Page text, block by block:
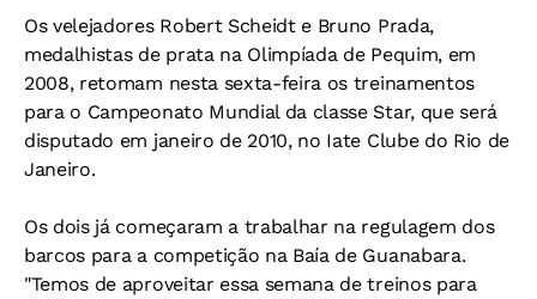
Os velejadores Robert Scheidt e Bruno Prada,
medalhistas de prata na Olimpíada de Pequim, em
2008, retomam nesta sexta-feira os treinamentos
para o Campeonato Mundial da classe Star, que será
disputado em janeiro de 2010, no Iate Clube do Rio de
Janeiro.
Os dois já começaram a trabalhar na regulagem dos
barcos para a competição na Baía de Guanabara.
"Temos de aproveitar essa semana de treinos para